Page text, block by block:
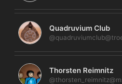
Quadruvium Club
Thorsten Reimnitz